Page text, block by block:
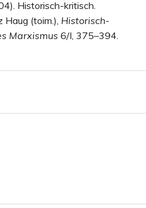
Historisch-kritisch.
(toim.), Historisch-
Marxismus 6/I, 375–394.